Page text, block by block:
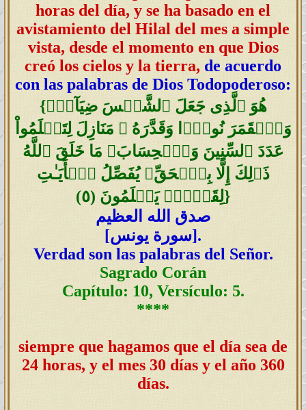
horas del día, y se ha basado en el
avistamiento del Hilal del mes a simple
vista, desde el momento en que Dios
creó los cielos y la tierra, de acuerdo
con las palabras de Dios Todopoderoso:
{هُوَ ٱلَّذِى جَعَلَ ٱلشَّمۡسَ ضِيَآءً۬
وَٱلۡقَمَرَ نُورً۬ا وَقَدَّرَهُ ۥ مَنَازِلَ لِتَعۡلَمُواْ
عَدَدَ ٱلسِّنِينَ وَٱلۡحِسَابَ‌ۚ مَا خَلَقَ ٱللَّهُ
ذَٲلِكَ إِلَّا بِٱلۡحَقِّ‌ۚ يُفَصِّلُ ٱلۡأَيَـٰتِ
لِقَوۡمٍ۬ يَعۡلَمُونَ (٥)
}
صدق الله العظيم
[سورة يونس].
Verdad son las palabras del Señor.
Sagrado Corán
Capítulo: 10, Versículo: 5.
****
siempre que hagamos que el día sea de
24 horas, y el mes 30 días y el año 360
días.